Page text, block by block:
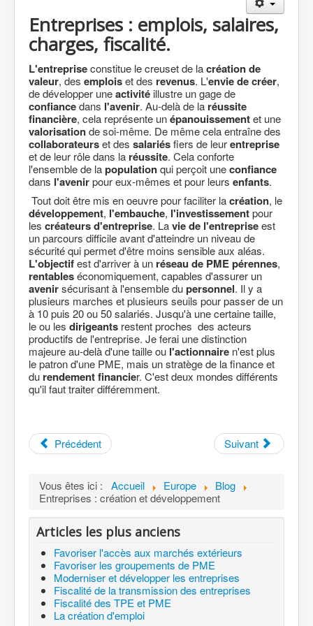
Culture Loisirs
Retraite
Démocratie
Europe
Collectivités
Communes
Gilets jaunes
Coronavirus
Contact
Entreprises : emplois, salaires,
charges, fiscalité.
L'entrepriseconstitue le creuset de lacréation de
valeur, des emploiset des revenus. L'envie de créer,
de développer uneactivité illustre un gage de
confiancedans l'avenir. Au-delà de la réussite
financière, cela représente unépanouissementet une
valorisationde soi-même. De même cela entraîne des
collaborateurset des salariésfiers de leurentreprise
et de leur rôle dans la réussite. Cela conforte
l'ensemble de lapopulationqui perçoit uneconfiance
dans l'avenirpour eux-mêmes et pour leurs enfants.
Tout doit être mis en oeuvre pour faciliter lacréation, le
développement, l'embauche, l'investissementpour
les créateurs d'entreprise. Lavie de l'entrepriseest
un parcours difficile avant d'atteindre un niveau de
sécurité qui permet d'être moins sensible aux aléas.
L'objectifest d'arriver à un réseau de PMEpérennes,
rentableséconomiquement, capables d'assurer un
avenirsécurisant à l'ensemble dupersonnel. Il y a
plusieurs marches et plusieurs seuils pour passer de un
à 10 puis 20 ou 50 salariés. Jusqu'à une certaine taille,
le ou les dirigeants restent proches des acteurs
productifs de l'entreprise. Je ferai une distinction
majeure au-delà d'une taille ou l'actionnaire n'est plus
le patron d'une PME, mais un stratège de la finance et
du rendement financier. C'est deux mondes différents
qu'il faut traiter différemment.
Précédent Suivant
Vous êtes ici : Accueil Europe
Blog
Entreprises : création et développement
Articles les plus anciens
Favoriser l'accès aux marchés extérieurs
Favoriser les groupements de PME
Moderniser et développer les entreprises
Fiscalité de la transmission des entreprises
Fiscalité des TPE et PME
La création d'emploi